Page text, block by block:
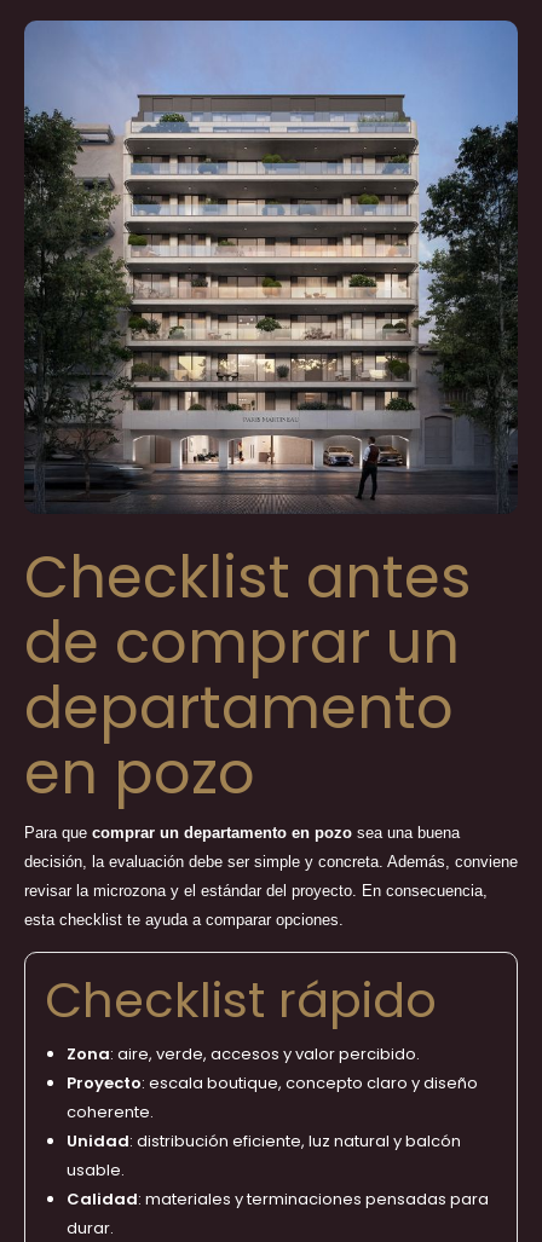
Checklist antes
de comprar un
departamento
en pozo
Para que comprar un departamento en pozo sea una buena
decisión, la evaluación debe ser simple y concreta. Además, conviene
revisar la microzona y el estándar del proyecto. En consecuencia,
esta checklist te ayuda a comparar opciones.
Checklist rápido
Zona: aire, verde, accesos y valor percibido.
Proyecto: escala boutique, concepto claro y diseño
coherente.
Unidad: distribución eficiente, luz natural y balcón
usable.
Calidad: materiales y terminaciones pensadas para
durar.